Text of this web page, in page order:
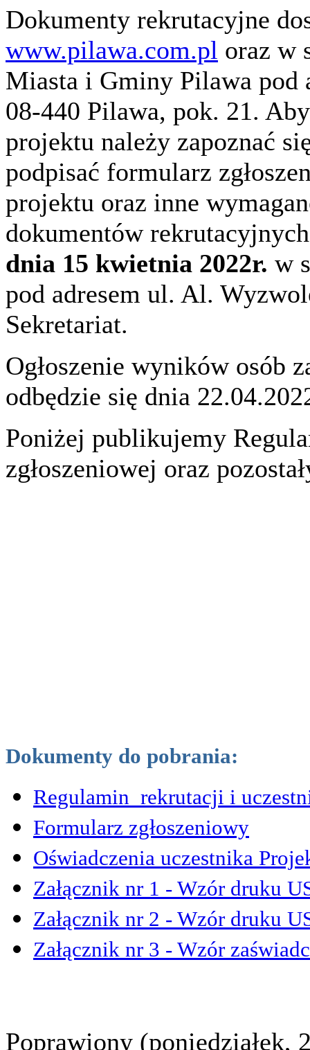
Dokumenty rekrutacyjne
www.pilawa.com.pl oraz w
Miasta i Gminy Pilawa pod
08-440 Pilawa, pok. 21.
projektu należy zapoznać
podpisać formularz
projektu oraz inne
dokumentów
dnia 15 kwietnia 2022r. w
pod adresem ul. Al.
Sekretariat.
Ogłoszenie wyników osób
odbędzie się dnia
Poniżej publikujemy
zgłoszeniowej oraz
Dokumenty do pobrania:
Regulamin rekrutacji i
Formularz zgłoszeniowy
Oświadczenia uczestnika
Załącznik nr 1 - Wzór druku
Załącznik nr 2 - Wzór druku
Załącznik nr 3 - Wzór
Poprawiony (poniedziałek,